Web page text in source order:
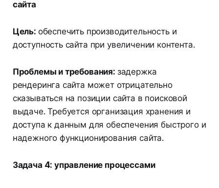
сайта
Цель: обеспечить производительность и
доступность сайта при увеличении контента.
Проблемы и требования: задержка
рендеринга сайта может отрицательно
сказываться на позиции сайта в поисковой
выдаче. Требуется организация хранения и
доступа к данным для обеспечения быстрого и
надежного функционирования сайта.
Задача 4: управление процессами